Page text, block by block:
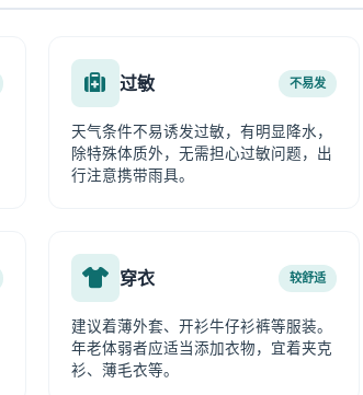
过敏 不易发
天气条件不易诱发过敏，有明显降水，
除特殊体质外，无需担心过敏问题，出
行注意携带雨具。
穿衣 较舒适
建议着薄外套、开衫牛仔衫裤等服装。
年老体弱者应适当添加衣物，宜着夹克
衫、薄毛衣等。